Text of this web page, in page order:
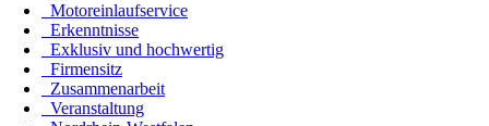
Motoreinlaufservice
Erkenntnisse
Exklusiv und hochwertig
Firmensitz
Zusammenarbeit
Veranstaltung